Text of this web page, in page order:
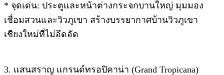
* จุดเด่น: ประตูและหน้าต่างกระจกบานใหญ่ มุมมอง
เชื่อมสวนและวิวภูเขา สร้างบรรยากาศบ้านวิวภูเขา
เชียงใหม่ที่ไม่อึดอัด
3. แสนสราญ แกรนด์ทรอปิคาน่า (Grand Tropicana)